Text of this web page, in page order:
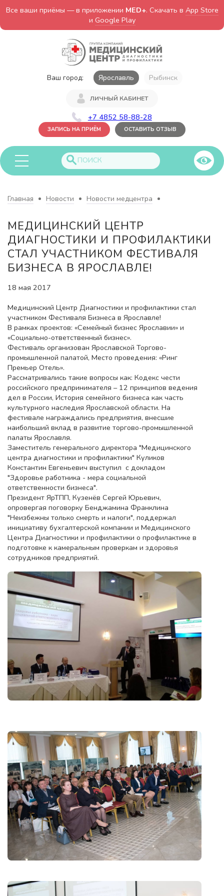
Все ваши приёмы — в приложении MED+. Скачать в App Store
и Google Play
Ваш город: Ярославль Рыбинск
ЛИЧНЫЙ КАБИНЕТ
+7 4852 58-88-28
ЗАПИСЬ НА ПРИЁМ ОСТАВИТЬ ОТЗЫВ
Главная Новости Новости медцентра
МЕДИЦИНСКИЙ ЦЕНТР
ДИАГНОСТИКИ И ПРОФИЛАКТИКИ
СТАЛ УЧАСТНИКОМ ФЕСТИВАЛЯ
БИЗНЕСА В ЯРОСЛАВЛЕ!
18 мая 2017
Медицинский Центр Диагностики и профилактики стал
участником Фестиваля Бизнеса в Ярославле!
В рамках проектов: «Семейный бизнес Ярославии» и
«Социально-ответственный бизнес».
Фестиваль организован Ярославской Торгово-
промышленной палатой, Место проведения: «Ринг
Премьер Отель».
Рассматривались такие вопросы как: Кодекс чести
российского предпринимателя – 12 принципов ведения
дел в России, История семейного бизнеса как часть
культурного наследия Ярославской области. На
фестивале награждались предприятия, внесшие
наибольший вклад в развитие торгово-промышленной
палаты Ярославля.
Заместитель генерального директора "Медицинского
центра диагностики и профилактики" Куликов
Константин Евгеньевич выступил с докладом
"Здоровье работника - мера социальной
ответственности бизнеса".
Президент ЯрТПП, Кузенёв Сергей Юрьевич,
опровергая поговорку Бенджамина Франклина
"Неизбежны только смерть и налоги", поддержал
инициативу бухгалтерской компании и Медицинского
Центра Диагностики и профилактики о профилактике в
подготовке к камеральным проверкам и здоровья
сотрудников предприятий.